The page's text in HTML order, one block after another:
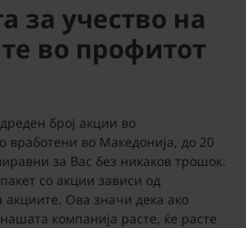
за учество на
во профитот
број акции во
вработени во Македонија, до 20
за Вас без никаков трошок.
со акции зависи од
Ова значи дека ако
компанија расте, ќе расте